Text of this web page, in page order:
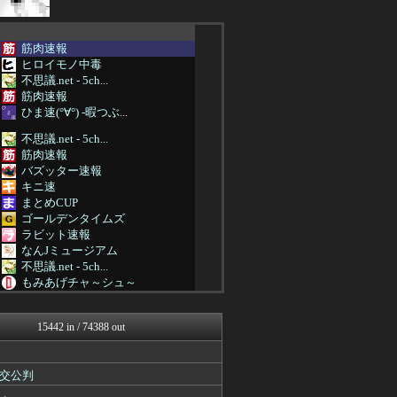
筋肉速報
ヒロイモノ中毒
不思議.net - 5ch...
筋肉速報
ひま速(°∀°) -暇つぶ...
不思議.net - 5ch...
筋肉速報
バズッター速報
キニ速
まとめCUP
ゴールデンタイムズ
ラビット速報
なんJミュージアム
不思議.net - 5ch...
もみあげチャ～シュ～
キニ速
不思議.net - 5ch...
えっ!?またここのサイト?
バズッター速報
15442 in / 74388 out
公判